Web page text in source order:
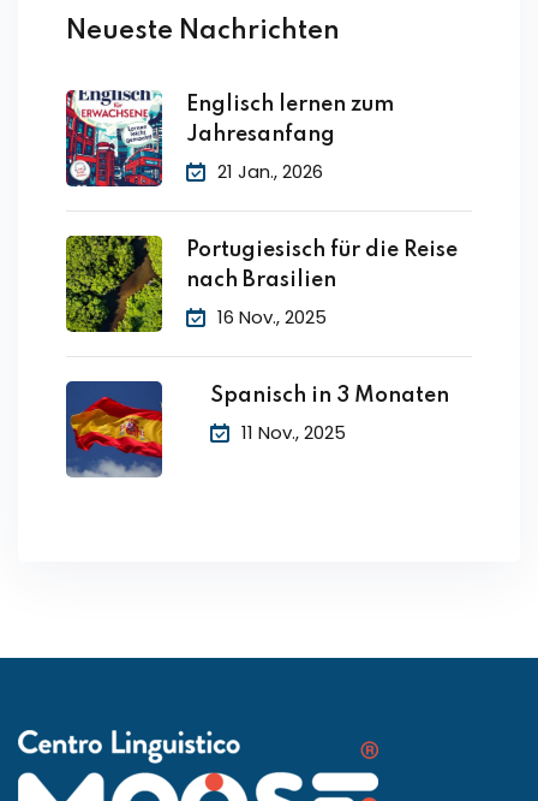
Neueste Nachrichten
Englisch lernen zum
Jahresanfang
21 Jan., 2026
Portugiesisch für die Reise
nach Brasilien
16 Nov., 2025
Spanisch in 3 Monaten
11 Nov., 2025